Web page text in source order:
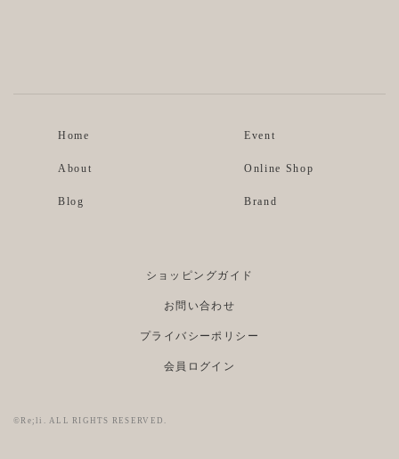
Home
About
Blog
Event
Online Shop
Brand
ショッピングガイド
お問い合わせ
プライバシーポリシー
会員ログイン
©Re;li. ALL RIGHTS RESERVED.